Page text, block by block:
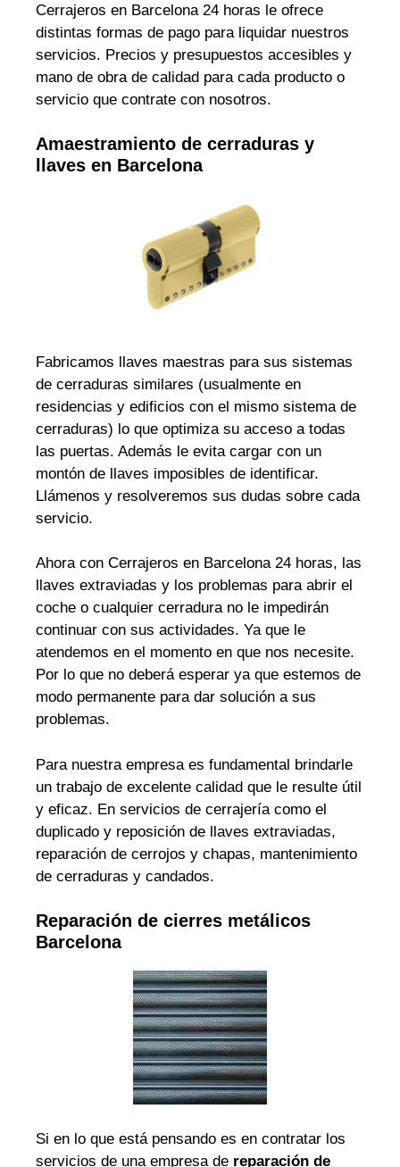
Cerrajeros en Barcelona 24 horas le ofrece
distintas formas de pago para liquidar nuestros
servicios. Precios y presupuestos accesibles y
mano de obra de calidad para cada producto o
servicio que contrate con nosotros.
Amaestramiento de cerraduras y
llaves en Barcelona
Fabricamos llaves maestras para sus sistemas
de cerraduras similares (usualmente en
residencias y edificios con el mismo sistema de
cerraduras) lo que optimiza su acceso a todas
las puertas. Además le evita cargar con un
montón de llaves imposibles de identificar.
Llámenos y resolveremos sus dudas sobre cada
servicio.
Ahora con Cerrajeros en Barcelona 24 horas, las
llaves extraviadas y los problemas para abrir el
coche o cualquier cerradura no le impedirán
continuar con sus actividades. Ya que le
atendemos en el momento en que nos necesite.
Por lo que no deberá esperar ya que estemos de
modo permanente para dar solución a sus
problemas.
Para nuestra empresa es fundamental brindarle
un trabajo de excelente calidad que le resulte útil
y eficaz. En servicios de cerrajería como el
duplicado y reposición de llaves extraviadas,
reparación de cerrojos y chapas, mantenimiento
de cerraduras y candados.
Reparación de cierres metálicos
Barcelona
Si en lo que está pensando es en contratar los
servicios de una empresa de reparación de